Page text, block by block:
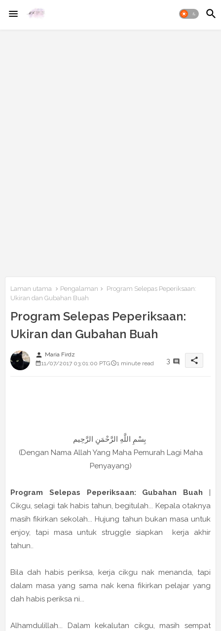
Laman utama Pengalaman
Program Selepas Peperiksaan:
Ukiran dan Gubahan Buah
Program Selepas Peperiksaan:
Ukiran dan Gubahan Buah
person Maria Firdz
11/07/2017 03:01:00 PTG
1 minute read 3 share
(Dengan Nama Allah Yang Maha Pemurah Lagi Maha
Penyayang)
Program Selepas Peperiksaan: Gubahan Buah |
Cikgu, selagi tak habis tahun, begitulah... Kepala otaknya
masih fikirkan sekolah... Hujung tahun bukan masa untuk
enjoy, tapi masa untuk struggle siapkan kerja akhir
tahun..
Bila dah habis periksa, kerja cikgu nak menanda, tapi
dalam masa yang sama nak kena fikirkan pelajar yang
dah habis periksa ni...
Alhamdulillah... Dalam kekalutan cikgu, masih sempat